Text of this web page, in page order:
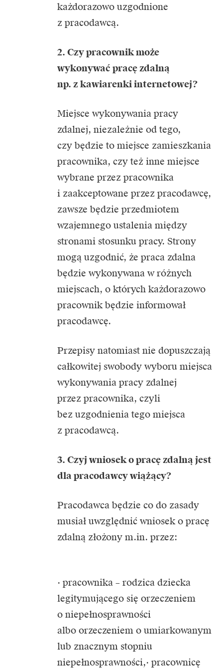
każdorazowo uzgodnione
z pracodawcą.
2. Czy pracownik może
wykonywać pracę zdalną
np. z kawiarenki internetowej?
Miejsce wykonywania pracy
zdalnej, niezależnie od tego,
czy będzie to miejsce zamieszkania
pracownika, czy też inne miejsce
wybrane przez pracownika
i zaakceptowane przez pracodawcę,
zawsze będzie przedmiotem
wzajemnego ustalenia między
stronami stosunku pracy. Strony
mogą uzgodnić, że praca zdalna
będzie wykonywana w różnych
miejscach, o których każdorazowo
pracownik będzie informował
pracodawcę.
Przepisy natomiast nie dopuszczają
całkowitej swobody wyboru miejsca
wykonywania pracy zdalnej
przez pracownika, czyli
bez uzgodnienia tego miejsca
z pracodawcą.
3. Czyj wniosek o pracę zdalną jest
dla pracodawcy wiążący?
Pracodawca będzie co do zasady
musiał uwzględnić wniosek o pracę
zdalną złożony m.in. przez:
· pracownika – rodzica dziecka
legitymującego się orzeczeniem
o niepełnosprawności
albo orzeczeniem o umiarkowanym
lub znacznym stopniu
niepełnosprawności,· pracownicę